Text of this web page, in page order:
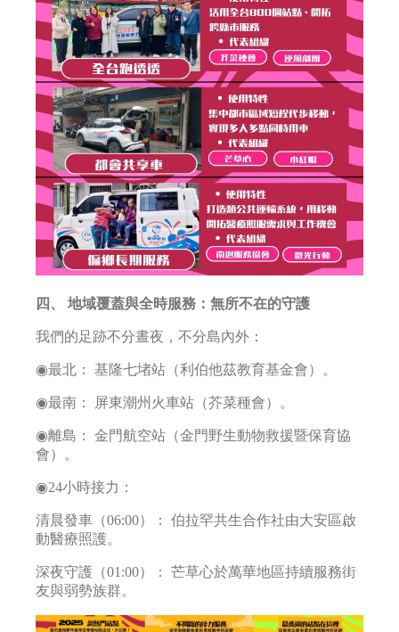
四、 地域覆蓋與全時服務：無所不在的守護
我們的足跡不分晝夜，不分島內外：
◉最北： 基隆七堵站（利伯他茲教育基金會）。
◉最南： 屏東潮州火車站（芥菜種會）。
◉離島： 金門航空站（金門野生動物救援暨保育協
會）。
◉24小時接力：
清晨發車（06:00）： 伯拉罕共生合作社由大安區啟
動醫療照護。
深夜守護（01:00）： 芒草心於萬華地區持續服務街
友與弱勢族群。